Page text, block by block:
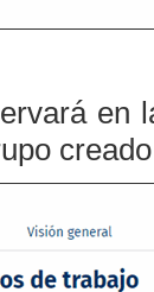
en